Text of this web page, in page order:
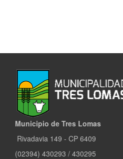
Municipio de Tres Lomas
Rivadavia 149 - CP 6409
(02394) 430293 / 430295